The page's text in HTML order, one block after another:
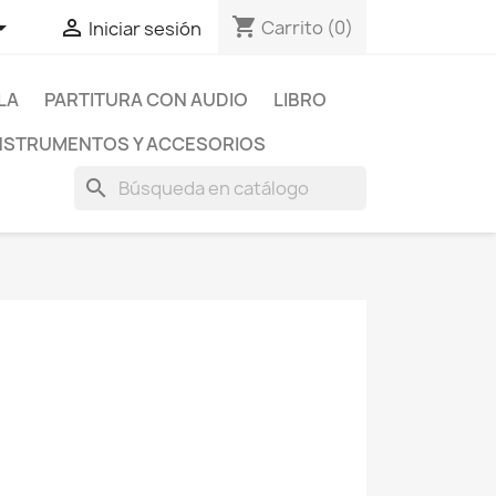
 Iniciar sesión shopping_cart Carrito (0)
PARTITURA CON AUDIO
LIBRO
Y ACCESORIOS
search